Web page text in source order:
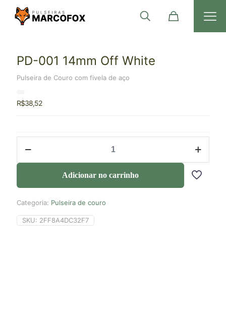
PD-001 14mm Off White
Pulseira de Couro com fivela de aço
R$38,52
Adicionar no carrinho
Categoria: Pulseira de couro
SKU: 2FF8A4DC32F7